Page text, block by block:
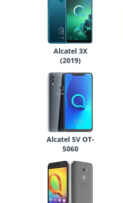
Alcatel 3X
(2019)
Alcatel 5V OT-
5060